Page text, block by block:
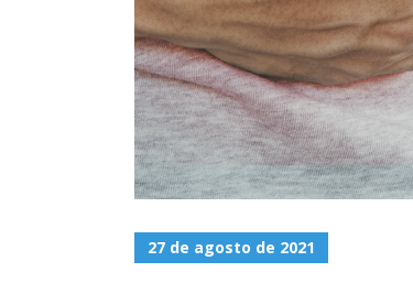
27 de agosto de 2021